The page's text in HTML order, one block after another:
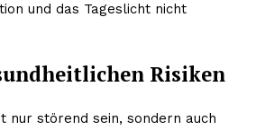
und das Tageslicht nicht
Risiken
nur störend sein, sondern auch